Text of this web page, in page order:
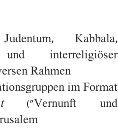
Kabbala,
und interreligiöser
Rahmen
im Format
("Vernunft und